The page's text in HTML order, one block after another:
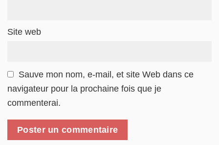
Site web
Sauve mon nom, e-mail, et site Web dans ce
navigateur pour la prochaine fois que je
commenterai.